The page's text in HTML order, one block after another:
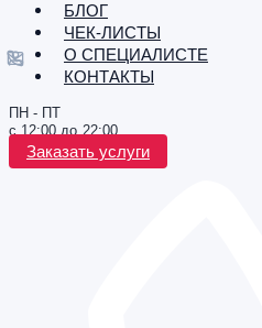
БЛОГ
ЧЕК-ЛИСТЫ
О СПЕЦИАЛИСТЕ
КОНТАКТЫ
ПН - ПТ
с 12:00 до 22:00
Заказать услуги